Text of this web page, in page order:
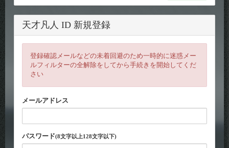
天才凡人 ID 新規登録
登録確認メールなどの未着回避のため一時的に迷惑メー
ルフィルターの全解除をしてから手続きを開始してくだ
さい
メールアドレス
パスワード(8文字以上128文字以下)